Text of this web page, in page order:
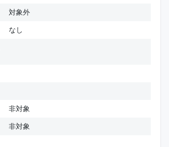
対象外
なし
非対象
非対象